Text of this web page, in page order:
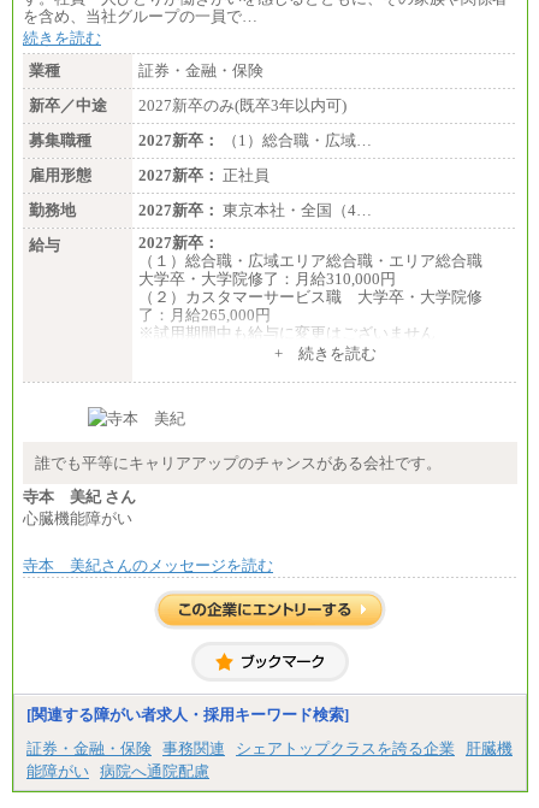
を含め、当社グループの一員で…
続きを読む
業種
証券・金融・保険
新卒／中途
2027新卒のみ(既卒3年以内可)
募集職種
2027新卒：
（1）総合職・広域…
雇用形態
2027新卒： 正社員
勤務地
2027新卒： 東京本社・全国（4…
給与
2027新卒：
（１）総合職・広域エリア総合職・エリア総合職
大学卒・大学院修了：月給310,000円
（２）カスタマーサービス職 大学卒・大学院修
了：月給265,000円
※試用期間中も給与に変更はございません
+ 続きを読む
誰でも平等にキャリアアップのチャンスがある会社です。
寺本 美紀 さん
心臓機能障がい
寺本 美紀さんのメッセージを読む
[関連する障がい者求人・採用キーワード検索]
証券・金融・保険 事務関連 シェアトップクラスを誇る企業
肝臓機
能障がい 病院へ通院配慮